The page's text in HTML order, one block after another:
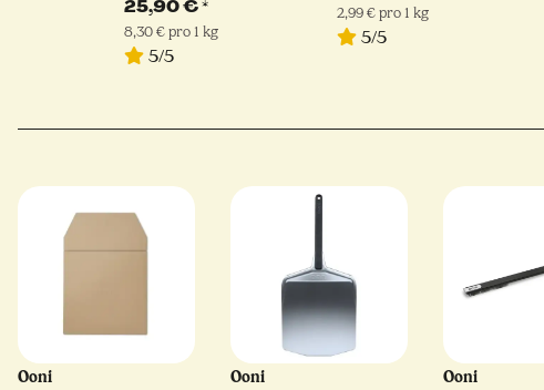
25,90 €*
8,30 € pro 1 kg
5/5
2,99 € pro 1 kg
5/5
Ooni Ooni Ooni